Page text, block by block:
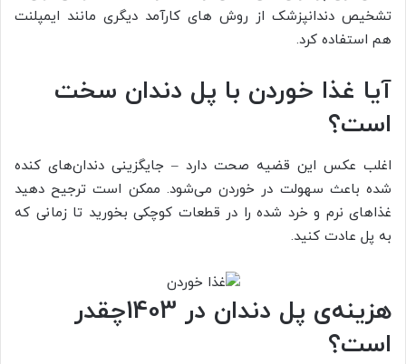
تشخیص دندانپزشک از روش‌ های کارآمد دیگری مانند ایمپلنت
هم استفاده کرد.
آیا غذا خوردن با پل دندان سخت
است؟
اغلب عکس این قضیه صحت دارد – جایگزینی دندان‌های کنده
شده باعث سهولت در خوردن می‌شود. ممکن است ترجیح دهید
غذاهای نرم و خرد شده را در قطعات کوچکی بخورید تا زمانی که
به پل عادت کنید.
هزینه‌ی پل دندان در 1403چقدر
است؟